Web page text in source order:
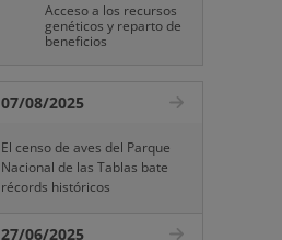
Acceso a los recursos
genéticos y reparto de
beneficios
07/08/2025
El censo de aves del Parque
Nacional de las Tablas bate
récords históricos
27/06/2025